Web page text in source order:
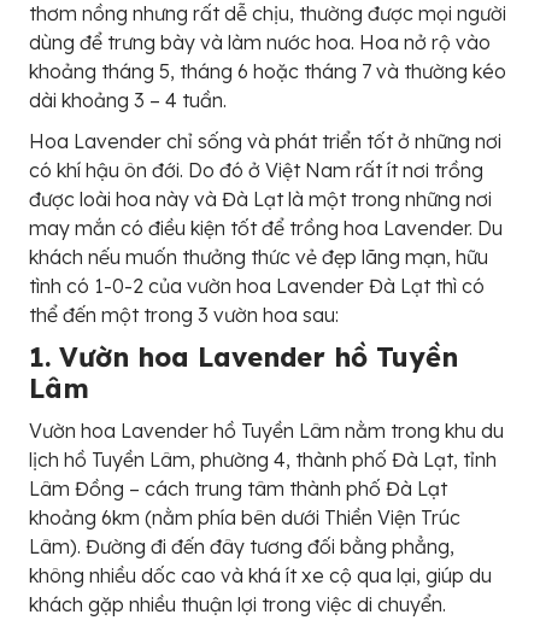
thơm nồng nhưng rất dễ chịu, thường được mọi người
dùng để trưng bày và làm nước hoa. Hoa nở rộ vào
khoảng tháng 5, tháng 6 hoặc tháng 7 và thường kéo
dài khoảng 3 – 4 tuần.
Hoa Lavender chỉ sống và phát triển tốt ở những nơi
có khí hậu ôn đới. Do đó ở Việt Nam rất ít nơi trồng
được loài hoa này và Đà Lạt là một trong những nơi
may mắn có điều kiện tốt để trồng hoa Lavender. Du
khách nếu muốn thưởng thức vẻ đẹp lãng mạn, hữu
tình có 1-0-2 của vườn hoa Lavender Đà Lạt thì có
thể đến một trong 3 vườn hoa sau:
1. Vườn hoa Lavender hồ Tuyền
Lâm
Vườn hoa Lavender hồ Tuyền Lâm nằm trong khu du
lịch hồ Tuyền Lâm, phường 4, thành phố Đà Lạt, tỉnh
Lâm Đồng – cách trung tâm thành phố Đà Lạt
khoảng 6km (nằm phía bên dưới Thiền Viện Trúc
Lâm). Đường đi đến đây tương đối bằng phẳng,
không nhiều dốc cao và khá ít xe cộ qua lại, giúp du
khách gặp nhiều thuận lợi trong việc di chuyển.